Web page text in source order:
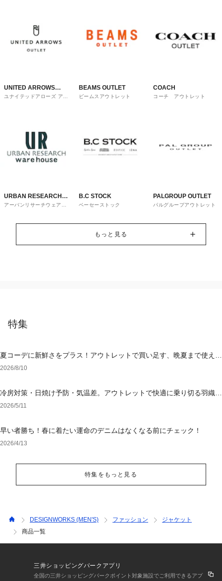
UNITED ARROWS
OUTLET
ユナイテッドアローズ アウ
BEAMS OUTLET
ビームスアウトレット
COACH
コーチ アウトレット
URBAN RESEARCH
ware house
アーバンリサーチウェアハ
B.C STOCK
ベーセーストック
PALGROUP OUTLET
パルグループアウトレット
もっと見る
特集
夏コーデに新鮮さをプラス！アウトレットで買い足す、晩夏まで使える
アイテム
2026/8/10
冷房対策・日焼け予防・気温差。アウトレットで快適に乗り切る羽織り
選び
2026/5/11
早い者勝ち！春に着たい運命のデニムはなくなる前にチェック！
2026/4/13
特集をもっと見る
DESIGNWORKS (MEN'S) ファッション
ジャケット
商品一覧
三井ショッピングパークアプリ
全国の三井ショッピングパークポイント対象施設でご利用できるアプ